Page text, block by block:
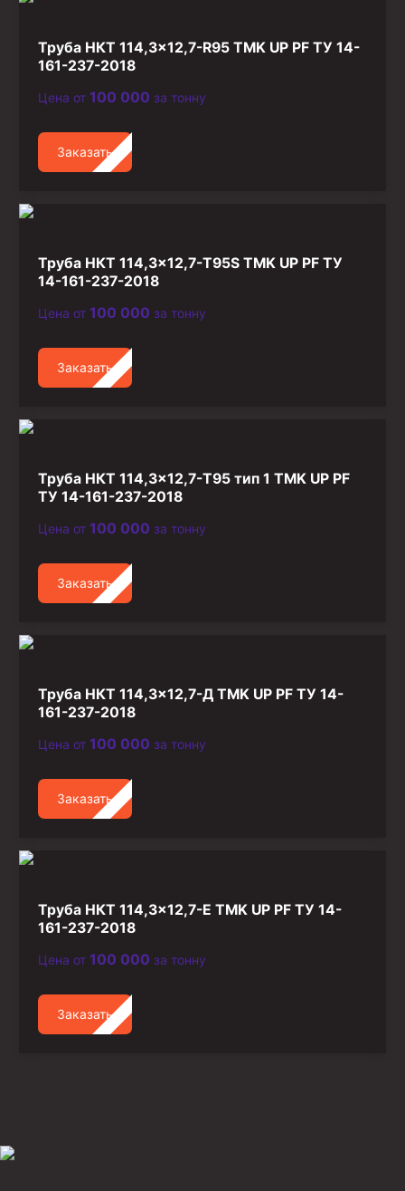
Труба НКТ 114,3×12,7-R95 TMK UP PF ТУ 14-
161-237-2018
Цена от 100 000 за тонну
Заказать
Труба НКТ 114,3×12,7-T95S TMK UP PF ТУ
14-161-237-2018
Цена от 100 000 за тонну
Заказать
Труба НКТ 114,3×12,7-T95 тип 1 TMK UP PF
ТУ 14-161-237-2018
Цена от 100 000 за тонну
Заказать
Труба НКТ 114,3×12,7-Д TMK UP PF ТУ 14-
161-237-2018
Цена от 100 000 за тонну
Заказать
Труба НКТ 114,3×12,7-Е TMK UP PF ТУ 14-
161-237-2018
Цена от 100 000 за тонну
Заказать